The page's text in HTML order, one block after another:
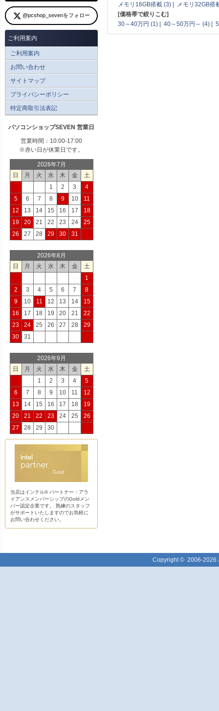
メモリ16GB搭載 (3) |
メモリ32GB搭
[価格帯で絞りこむ]
30～40万円 (1) | 40～50万円～ (4) |
@pcshop_sevenをフォロー
ご利用案内
ご利用案内
お問い合わせ
サイトマップ
プライバシーポリシー
特定商取引法表記
パソコンショップSEVEN 営業日
営業時間：10:00-17:00
※赤い日が休業日です。
2026年7月
日
月 火 水 木 金
土
1
2 3
4
5
6 7 8 9 10
11
12
13 14 15 16 17
18
19
20 21 22 23 24
25
26
27 28 29 30 31
2026年8月
日
月 火 水 木 金
土
1
2
3 4 5 6 7
8
9
10 11 12 13 14
15
16
17 18 19 20 21
22
23
24 25 26 27 28
29
30
31
2026年9月
日
月 火 水 木 金
土
1
2 3 4
5
6
7 8 9 10 11
12
13
14 15 16 17 18
19
20
21 22 23 24 25
26
27
28 29 30
当店はインテル® パートナー・アラ
イアンスメンバーシップのGoldメン
バー認定企業です。 熟練のスタッフ
がサポートいたしますのでお気軽に
お問い合わせください。
Copyright © 2006-2026